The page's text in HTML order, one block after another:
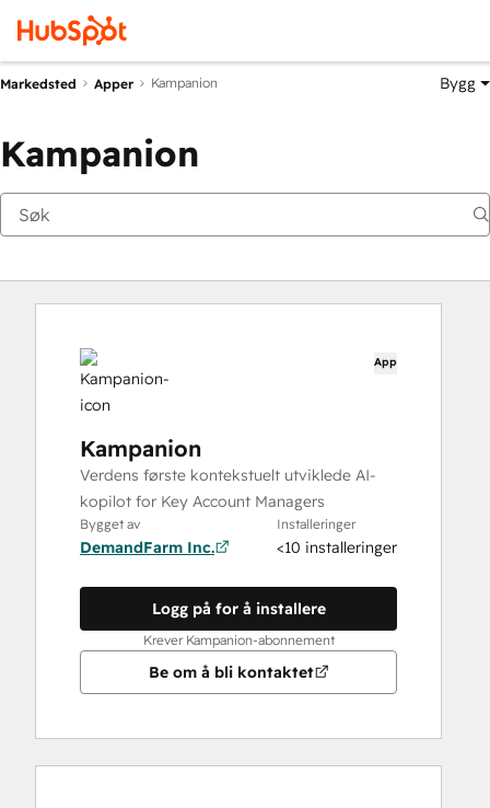
Markedsted Apper Kampanion Bygg
Kampanion
App
Kampanion
Verdens første kontekstuelt utviklede AI-
kopilot for Key Account Managers
Bygget av
DemandFarm Inc.
Installeringer
<10 installeringer
Logg på for å installere
Krever Kampanion-abonnement
Be om å bli kontaktet